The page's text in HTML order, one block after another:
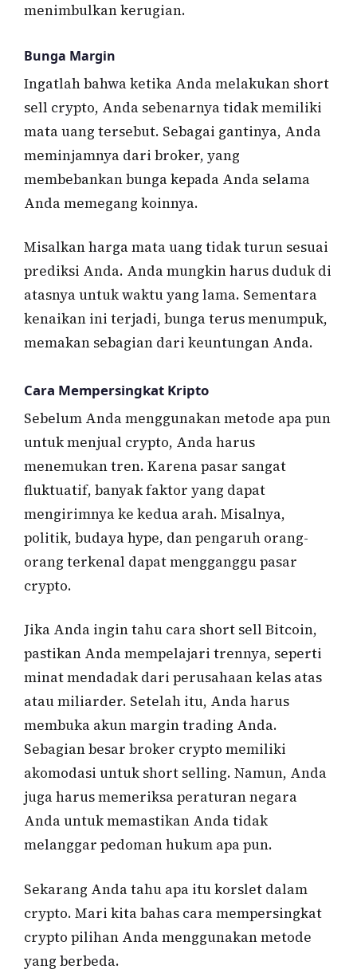
menimbulkan kerugian.
Bunga Margin
Ingatlah bahwa ketika Anda melakukan short
sell crypto, Anda sebenarnya tidak memiliki
mata uang tersebut. Sebagai gantinya, Anda
meminjamnya dari broker, yang
membebankan bunga kepada Anda selama
Anda memegang koinnya.
Misalkan harga mata uang tidak turun sesuai
prediksi Anda. Anda mungkin harus duduk di
atasnya untuk waktu yang lama. Sementara
kenaikan ini terjadi, bunga terus menumpuk,
memakan sebagian dari keuntungan Anda.
Cara Mempersingkat Kripto
Sebelum Anda menggunakan metode apa pun
untuk menjual crypto, Anda harus
menemukan tren. Karena pasar sangat
fluktuatif, banyak faktor yang dapat
mengirimnya ke kedua arah. Misalnya,
politik, budaya hype, dan pengaruh orang-
orang terkenal dapat mengganggu pasar
crypto.
Jika Anda ingin tahu cara short sell Bitcoin,
pastikan Anda mempelajari trennya, seperti
minat mendadak dari perusahaan kelas atas
atau miliarder. Setelah itu, Anda harus
membuka akun margin trading Anda.
Sebagian besar broker crypto memiliki
akomodasi untuk short selling. Namun, Anda
juga harus memeriksa peraturan negara
Anda untuk memastikan Anda tidak
melanggar pedoman hukum apa pun.
Sekarang Anda tahu apa itu korslet dalam
crypto. Mari kita bahas cara mempersingkat
crypto pilihan Anda menggunakan metode
yang berbeda.